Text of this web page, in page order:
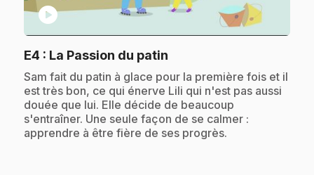
play_circle
E4 : La Passion du patin
.Sam fait du patin à glace pour la première fois et il
est très bon, ce qui énerve Lili qui n'est pas aussi
douée que lui. Elle décide de beaucoup
s'entraîner. Une seule façon de se calmer :
apprendre à être fière de ses progrès.